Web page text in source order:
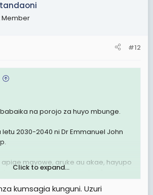
Member
#12
na porojo za huyo mbunge.
2030-2040 ni Dr Emmanuel John
apige mayowe, aruke au akae, hayupo
hiyo ya waTanzania wote 🐒
Click to expand...
kumsagia kunguni. Uzuri